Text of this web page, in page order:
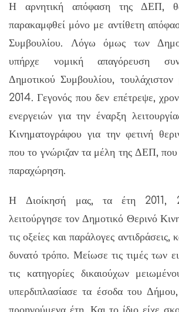
Η αρνητική απόφαση της ΔΕΠ,
παρακαμφθεί μόνο με αντίθετη
Συμβουλίου. Λόγω όμως των
υπήρχε νομική απαγόρευση
Δημοτικού Συμβουλίου,
2014. Γεγονός που δεν επέτρεψε,
ενεργειών για την έναρξη
Κινηματογράφου για την φετινή
που το γνώριζαν τα μέλη της ΔΕΠ,
παραχώρηση.
Η Διοίκησή μας, τα έτη 2011,
λειτούργησε τον Δημοτικό Θερινό
τις οξείες και παράλογες αντιδράσεις,
δυνατό τρόπο. Μείωσε τις τιμές των
τις κατηγορίες δικαιούχων
υπερδιπλασίασε τα έσοδα του
προηγούμενα έτη. Και το ίδιο είχε